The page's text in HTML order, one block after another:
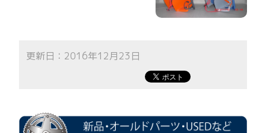
更新日：2016年12月23日